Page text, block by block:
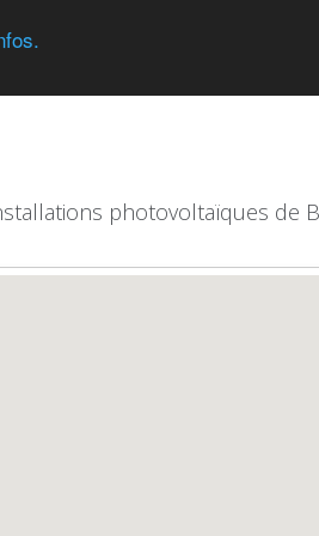
photovoltaïques de